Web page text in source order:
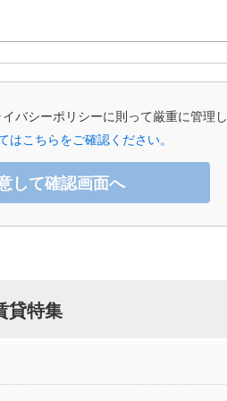
バシーポリシーに則って厳重に管理
こちらをご確認ください。
して確認画面へ
貸特集